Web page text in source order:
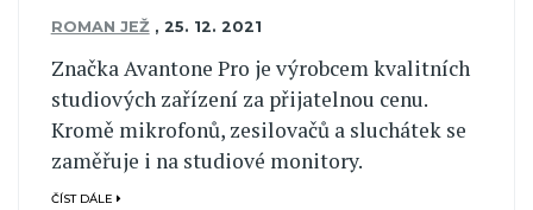
ROMAN JEŽ , 25. 12. 2021
Značka Avantone Pro je výrobcem kvalitních
studiových zařízení za přijatelnou cenu.
Kromě mikrofonů, zesilovačů a sluchátek se
zaměřuje i na studiové monitory.
ČÍST DÁLE